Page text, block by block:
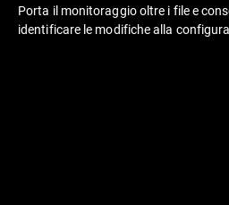
Porta il monitoraggio oltre i file e
identificare le modifiche alla